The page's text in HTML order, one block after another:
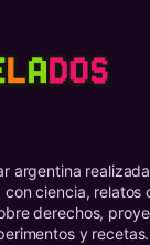
argentina
ciencia, relatos
derechos,
y recetas.